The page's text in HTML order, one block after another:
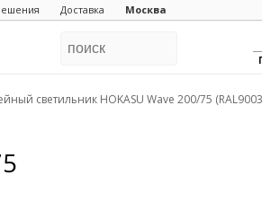
Доставка Москва
светильник HOKASU Wave 200/75